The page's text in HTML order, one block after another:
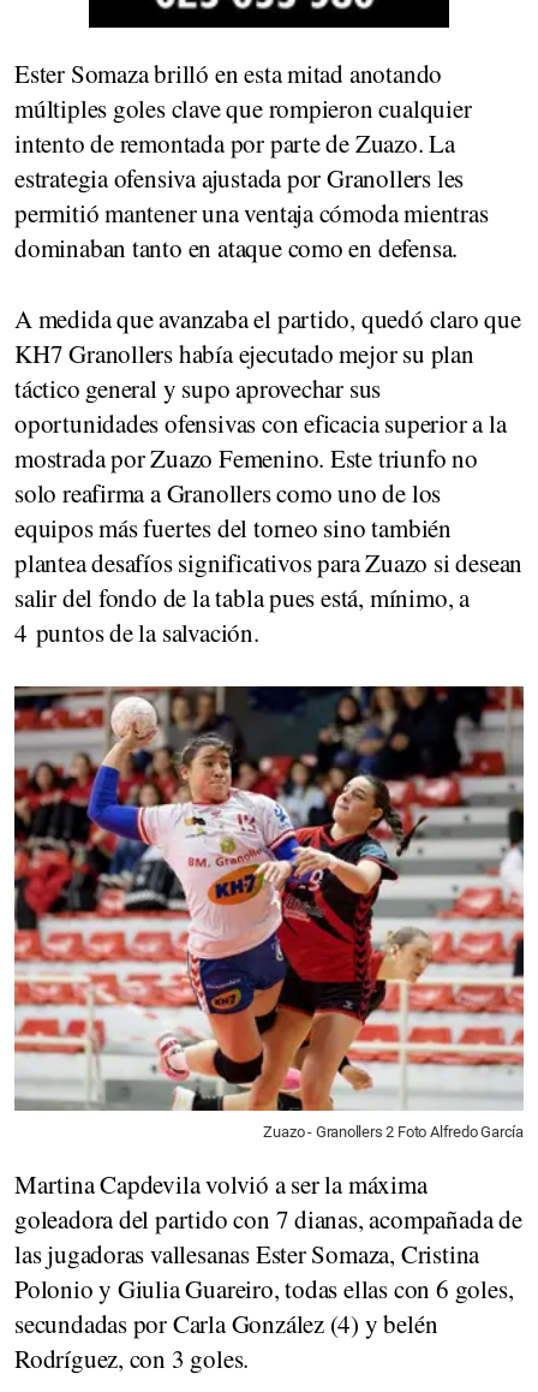
Ester Somaza brilló en esta mitad anotando
múltiples goles clave que rompieron cualquier
intento de remontada por parte de Zuazo. La
estrategia ofensiva ajustada por Granollers les
permitió mantener una ventaja cómoda mientras
dominaban tanto en ataque como en defensa.
A medida que avanzaba el partido, quedó claro que
KH7 Granollers había ejecutado mejor su plan
táctico general y supo aprovechar sus
oportunidades ofensivas con eficacia superior a la
mostrada por Zuazo Femenino. Este triunfo no
solo reafirma a Granollers como uno de los
equipos más fuertes del torneo sino también
plantea desafíos significativos para Zuazo si desean
salir del fondo de la tabla pues está, mínimo, a
4 puntos de la salvación.
Zuazo - Granollers 2 Foto Alfredo García
Martina Capdevila volvió a ser la máxima
goleadora del partido con 7 dianas, acompañada de
las jugadoras vallesanas Ester Somaza, Cristina
Polonio y Giulia Guareiro, todas ellas con 6 goles,
secundadas por Carla González (4) y belén
Rodríguez, con 3 goles.